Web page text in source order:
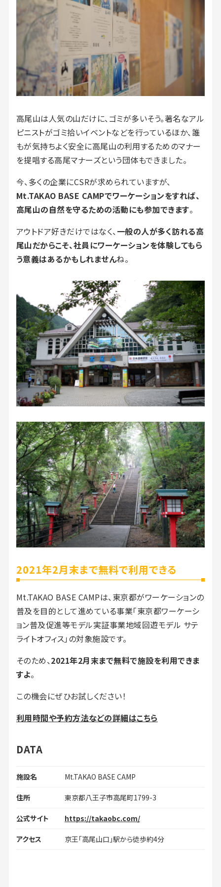
高尾山は人気の山だけに、ゴミが多いそう。著名なアル
ピニストがゴミ拾いイベントなどを行っているほか、誰
もが気持ちよく安全に高尾山の利用するためのマナー
を提唱する高尾マナーズという団体もできました。
今、多くの企業にCSRが求められていますが、
Mt.TAKAO BASE CAMPでワーケーションをすれば、
高尾山の自然を守るための活動にも参加できます。
アウトドア好きだけではなく、 一般の人が多く訪れる高
尾山だからこそ、社員にワーケーションを体験してもら
う意義はあるかもしれませんね。
2021年2月末まで無料で利用できる
Mt.TAKAO BASE CAMPは、東京都がワーケーションの
普及を目的として進めている事業「東京都ワーケーシ
ョン普及促進等モデル実証事業地域回遊モデル サテ
ライトオフィス」の対象施設です。
そのため、2021年2月末まで無料で施設を利用できま
すよ。
この機会にぜひお試しください！
利用時間や予約方法などの詳細はこちら
DATA
施設名 Mt.TAKAO BASE CAMP
住所 東京都八王子市高尾町1799-3
公式サイト https://takaobc.com/
アクセス 京王「高尾山口」駅から徒歩約4分